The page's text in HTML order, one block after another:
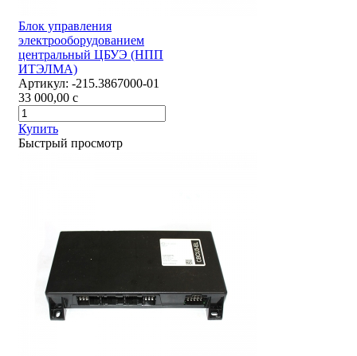
Блок управления
электрооборудованием
центральный ЦБУЭ (НПП
ИТЭЛМА)
Артикул: -215.3867000-01
33 000,00 c
Купить
Быстрый просмотр